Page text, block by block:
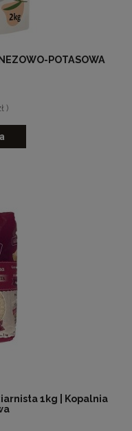
POTASOWA
)
1kg | Kopalnia